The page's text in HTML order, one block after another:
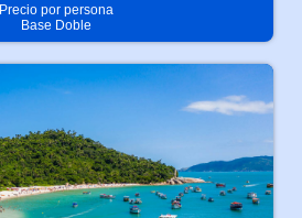
Precio por persona
Base Doble